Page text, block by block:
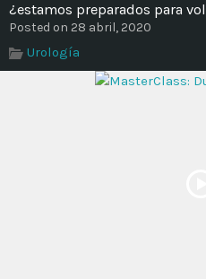
¿estamos preparados para
Posted on 28 abril, 2020
Urología